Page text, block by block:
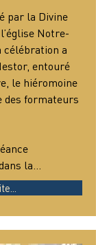
par la Divine
Notre-
célébration a
entouré
le hiéromoine
des formateurs
la…